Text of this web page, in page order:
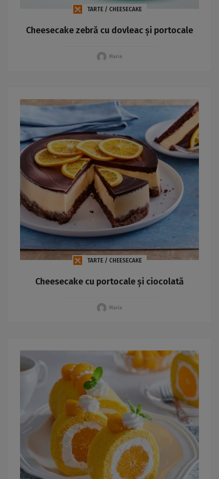
TARTE / CHEESECAKE
Cheesecake zebră cu dovleac și portocale
Maria
TARTE / CHEESECAKE
Cheesecake cu portocale și ciocolată
Maria